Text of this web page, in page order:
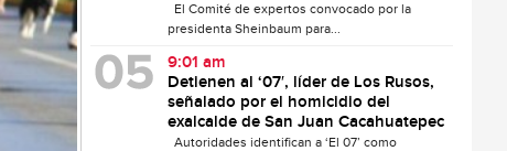
El Comité de expertos convocado por la
presidenta Sheinbaum para...
9:01 am
Detienen al ‘07′, líder de Los Rusos,
señalado por el homicidio del
exalcalde de San Juan Cacahuatepec
Autoridades identifican a ‘El 07’ como